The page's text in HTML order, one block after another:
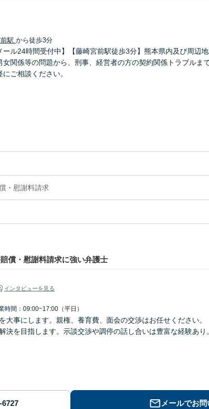
駅 から徒歩3分
ール24時間受付中】【藤崎宮前駅徒歩3分】熊本県内及び周辺
関係等の問題から、刑事、経営者の方の契約関係トラブルま
ご相談ください。
・慰謝料請求
償・慰謝料請求に強い弁護士
インタビューを見る
時間：09:00~17:00（平日）
大事にします。親権、養育費、面会の交渉はお任せください
決を目指します。示談交渉や調停の話し合いは豊富な経験あり。
メールでお